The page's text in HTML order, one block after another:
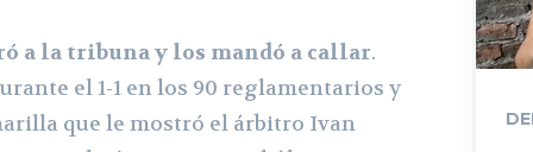
a la tribuna y los mandó a callar.
el 1-1 en los 90 reglamentarios y
que le mostró el árbitro Ivan